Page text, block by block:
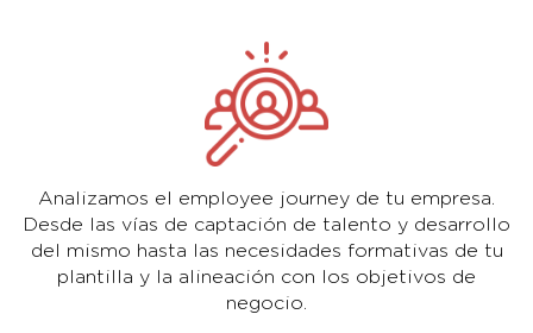
Analizamos el employee journey de tu empresa.
Desde las vías de captación de talento y desarrollo
del mismo hasta las necesidades formativas de tu
plantilla y la alineación con los objetivos de
negocio.